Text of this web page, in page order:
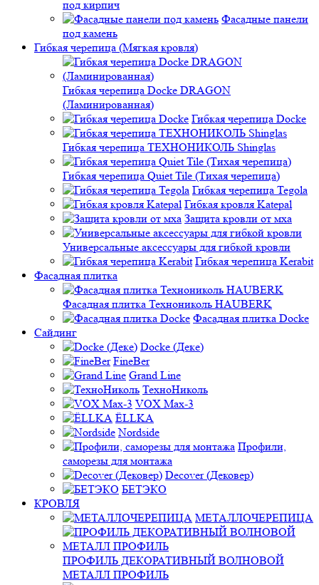
под кирпич
Фасадные панели
под камень
Гибкая черепица (Мягкая кровля)
Гибкая черепица Docke DRAGON
(Ламинированная)
Гибкая черепица Docke
Гибкая черепица ТЕХНОНИКОЛЬ Shinglas
Гибкая черепица Quiet Tile (Тихая черепица)
Гибкая черепица Tegola
Гибкая кровля Katepal
Защита кровли от мха
Универсальные аксессуары для гибкой кровли
Гибкая черепица Kerabit
Фасадная плитка
Фасадная плитка Технониколь HAUBERK
Фасадная плитка Docke
Сайдинг
Docke (Деке)
FineBer
Grand Line
ТехноНиколь
VOX Max-3
ЁLLKA
Nordside
Профили,
саморезы для монтажа
Decover (Дековер)
БЕТЭКО
КРОВЛЯ
МЕТАЛЛОЧЕРЕПИЦА
ПРОФИЛЬ ДЕКОРАТИВНЫЙ ВОЛНОВОЙ
МЕТАЛЛ ПРОФИЛЬ